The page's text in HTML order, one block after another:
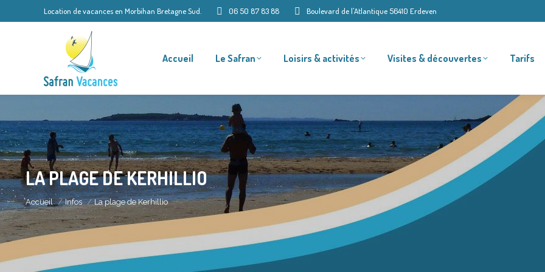
Location de vacances en Morbihan Bretagne Sud. 06 50 87 83 88 Boulevard de l'Atlantique 56410 Erdeven
Accueil Le Safran Loisirs & activités Visites & découvertes Tarifs
LA PLAGE DE KERHILLIO
Vous êtes ici :
Accueil Infos La plage de Kerhillio